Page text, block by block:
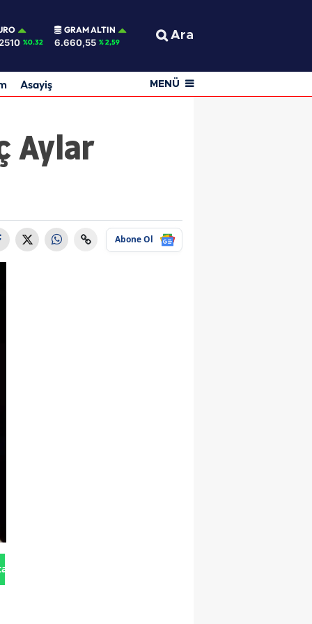
%0.32
GRAM ALTIN
6.660,55 % 2,59 Ara
Asayiş MENÜ
Aylar
Abone Ol
Gönder